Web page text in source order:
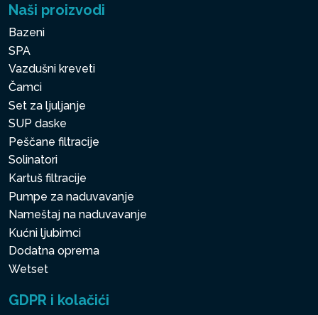
Naši proizvodi
Bazeni
SPA
Vazdušni kreveti
Čamci
Set za ljuljanje
SUP daske
Peščane filtracije
Solinatori
Kartuš filtracije
Pumpe za naduvavanje
Nameštaj na naduvavanje
Kućni ljubimci
Dodatna oprema
Wetset
GDPR i kolačići